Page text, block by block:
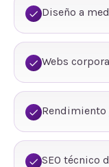
Diseño a
Webs
Rendimiento
SEO técnico